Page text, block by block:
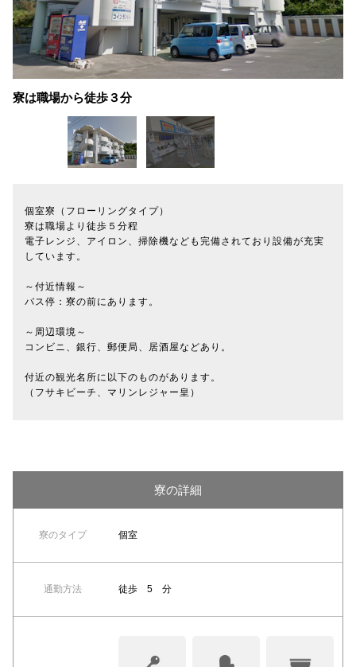
寮は職場から徒歩３分
個室寮（フローリングタイプ）
寮は職場より徒歩５分程
電子レンジ、アイロン、掃除機なども完備されており設備が充実
しています。
～付近情報～
バス停：寮の前にあります。
～周辺環境～
コンビニ、銀行、郵便局、居酒屋などあり。
付近の観光名所に以下のものがあります。
（フサキビーチ、マリンレジャー皇）
寮の詳細
寮のタイプ 個室
通勤方法 徒歩 5 分